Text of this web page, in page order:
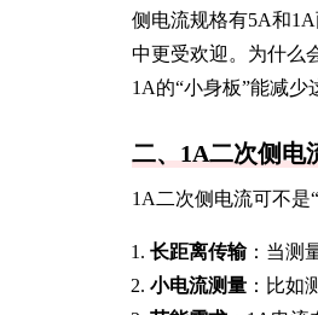
侧电流规格有5A和
中更受欢迎。为什么
1A的“小身板”能减少
二、1A二次侧电
1A二次侧电流可不是
长距离传输：当测
小电流测量 ：比如